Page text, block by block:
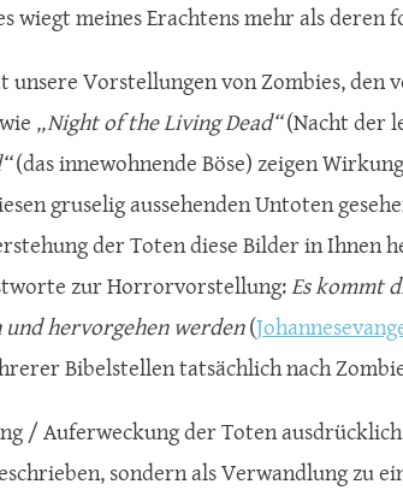
wiegt meines Erachtens mehr als
unsere Vorstellungen von Zombies, den
„Night of the Living Dead“(Nacht der
(das innewohnende Böse) zeigen
gruselig aussehenden Untoten
der Toten diese Bilder in Ihnen
zur Horrorvorstellung:Es kommt
und hervorgehen werden(
Bibelstellen tatsächlich nach
/ Auferweckung der Toten
sondern als Verwandlung zu